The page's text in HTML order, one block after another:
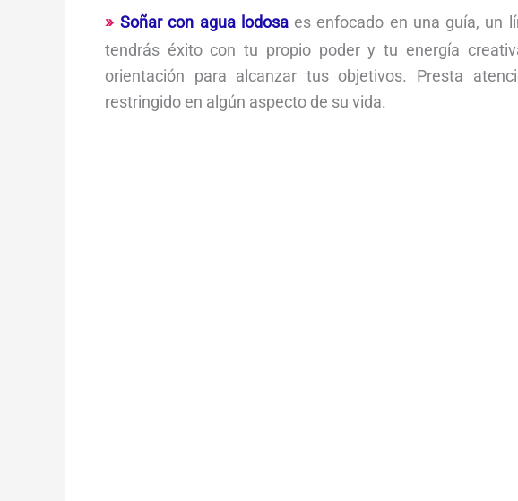
Soñar con agua lodosaes enfocado en una guía, un
tendrás éxito con tu propio poder y tu energía
orientación para alcanzar tus objetivos. Presta
restringido en algún aspecto de su vida.